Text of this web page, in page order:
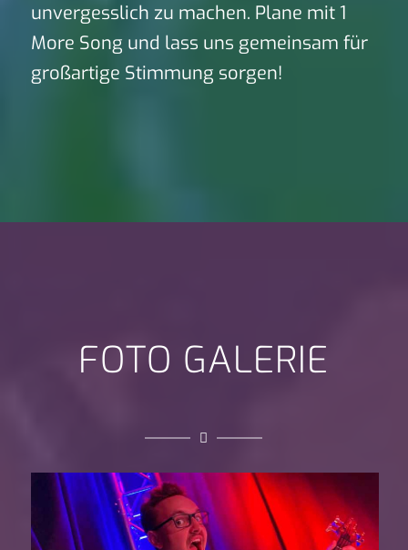
unvergesslich zu machen. Plane mit 1
More Song und lass uns gemeinsam für
großartige Stimmung sorgen!
FOTO GALERIE